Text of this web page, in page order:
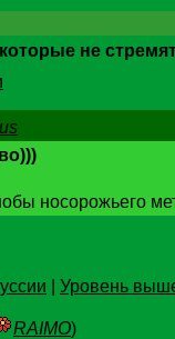
не
носорожьего
Уровень
RAIMO)